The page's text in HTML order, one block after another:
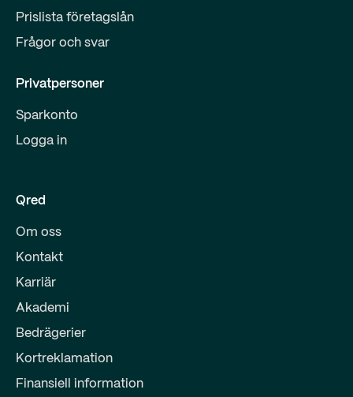
Prislista företagslån
Frågor och svar
Privatpersoner
Sparkonto
Logga in
Qred
Om oss
Kontakt
Karriär
Akademi
Bedrägerier
Kortreklamation
Finansiell information